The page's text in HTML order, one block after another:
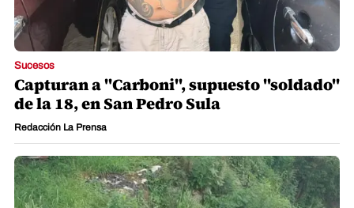
Sucesos
Capturan a "Carboni", supuesto "soldado"
de la 18, en San Pedro Sula
Redacción La Prensa